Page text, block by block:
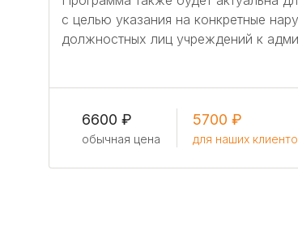
с целью указания на конкретные
должностных лиц учреждений к
6600 ₽
обычная цена
5700 ₽
для наших